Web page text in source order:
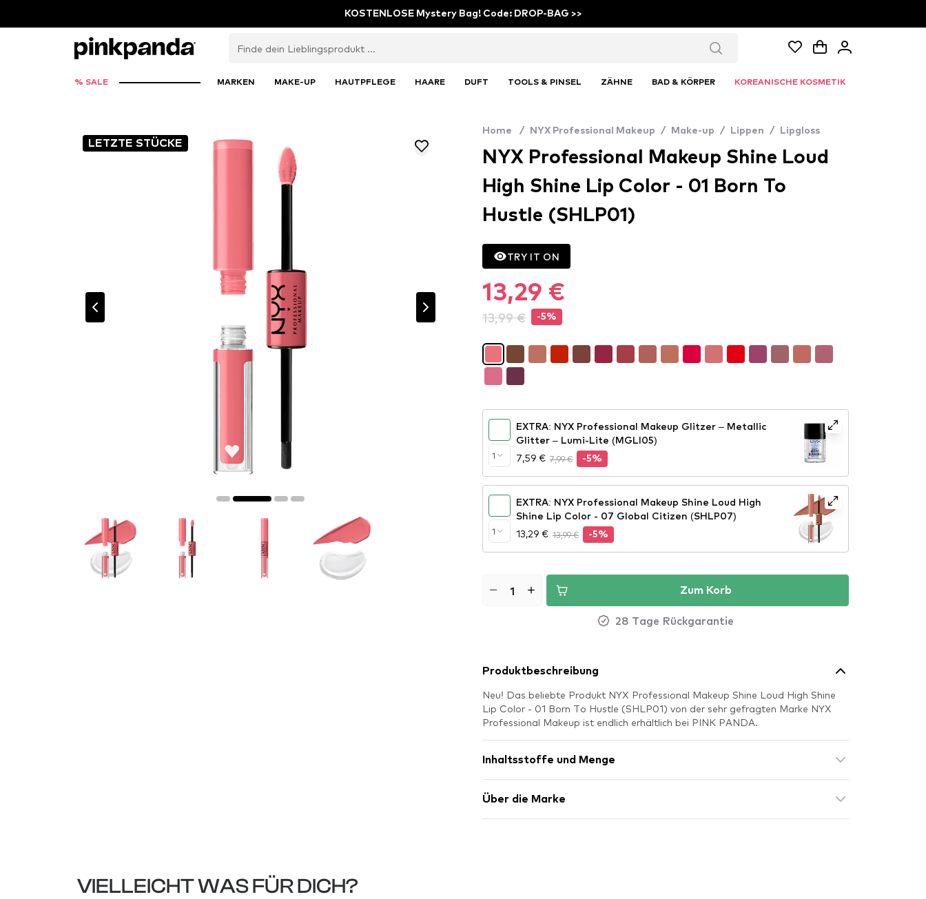
KOSTENLOSE Mystery Bag! Code: DROP-BAG >>
% SALE MARKEN MAKE-UP HAUTPFLEGE HAARE DUFT TOOLS & PINSEL ZÄHNE BAD & KÖRPER KOREANISCHE KOSMETIK
LETZTE STÜCKE
Home / NYX Professional Makeup / Make-up / Lippen / Lipgloss
NYX Professional Makeup Shine Loud
High Shine Lip Color - 01 Born To
Hustle (SHLP01)
TRY IT ON
13,29 €
13,99 € -5%
1
EXTRA: NYX Professional Makeup Glitzer – Metallic
Glitter – Lumi-Lite (MGLI05)
7,59 € 7,99 € -5%
1
EXTRA: NYX Professional Makeup Shine Loud High
Shine Lip Color - 07 Global Citizen (SHLP07)
13,29 € 13,99 € -5%
Zum Korb
28 Tage Rückgarantie
Produktbeschreibung
Neu! Das beliebte Produkt NYX Professional Makeup Shine Loud High Shine
Lip Color - 01 Born To Hustle (SHLP01) von der sehr gefragten Marke NYX
Professional Makeup ist endlich erhältlich bei PINK PANDA.
Inhaltsstoffe und Menge
Über die Marke
VIELLEICHT WAS FÜR DICH?